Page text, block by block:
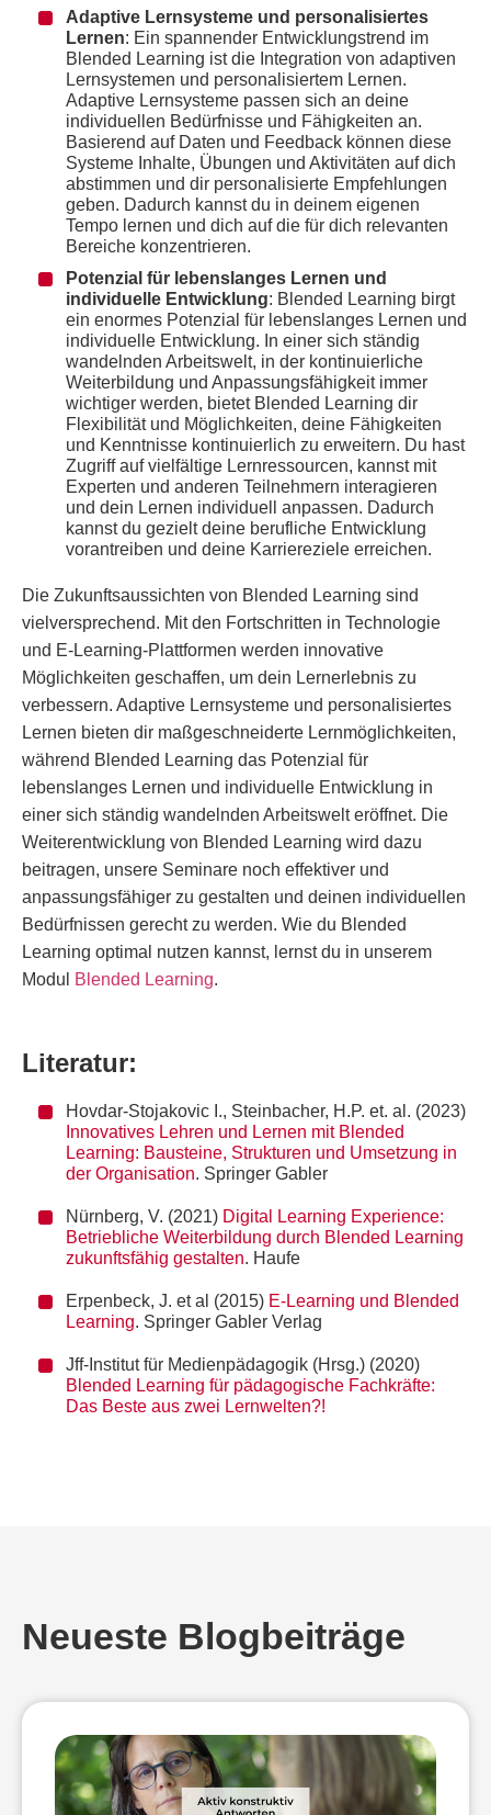
Adaptive Lernsysteme und personalisiertes
Lernen: Ein spannender Entwicklungstrend im
Blended Learning ist die Integration von adaptiven
Lernsystemen und personalisiertem Lernen.
Adaptive Lernsysteme passen sich an deine
individuellen Bedürfnisse und Fähigkeiten an.
Basierend auf Daten und Feedback können diese
Systeme Inhalte, Übungen und Aktivitäten auf dich
abstimmen und dir personalisierte Empfehlungen
geben. Dadurch kannst du in deinem eigenen
Tempo lernen und dich auf die für dich relevanten
Bereiche konzentrieren.
Potenzial für lebenslanges Lernen und
individuelle Entwicklung: Blended Learning birgt
ein enormes Potenzial für lebenslanges Lernen und
individuelle Entwicklung. In einer sich ständig
wandelnden Arbeitswelt, in der kontinuierliche
Weiterbildung und Anpassungsfähigkeit immer
wichtiger werden, bietet Blended Learning dir
Flexibilität und Möglichkeiten, deine Fähigkeiten
und Kenntnisse kontinuierlich zu erweitern. Du hast
Zugriff auf vielfältige Lernressourcen, kannst mit
Experten und anderen Teilnehmern interagieren
und dein Lernen individuell anpassen. Dadurch
kannst du gezielt deine berufliche Entwicklung
vorantreiben und deine Karriereziele erreichen.
Die Zukunftsaussichten von Blended Learning sind
vielversprechend. Mit den Fortschritten in Technologie
und E-Learning-Plattformen werden innovative
Möglichkeiten geschaffen, um dein Lernerlebnis zu
verbessern. Adaptive Lernsysteme und personalisiertes
Lernen bieten dir maßgeschneiderte Lernmöglichkeiten,
während Blended Learning das Potenzial für
lebenslanges Lernen und individuelle Entwicklung in
einer sich ständig wandelnden Arbeitswelt eröffnet. Die
Weiterentwicklung von Blended Learning wird dazu
beitragen, unsere Seminare noch effektiver und
anpassungsfähiger zu gestalten und deinen individuellen
Bedürfnissen gerecht zu werden. Wie du Blended
Learning optimal nutzen kannst, lernst du in unserem
Modul
Blended Learning.
Literatur:
Hovdar-Stojakovic I., Steinbacher, H.P. et. al. (2023)
Innovatives Lehren und Lernen mit Blended
Learning: Bausteine, Strukturen und Umsetzung in
der Organisation. Springer Gabler
Nürnberg, V. (2021) Digital Learning Experience:
Betriebliche Weiterbildung durch Blended Learning
zukunftsfähig gestalten. Haufe
Erpenbeck, J. et al (2015) E-Learning und Blended
Learning. Springer Gabler Verlag
Jff-Institut für Medienpädagogik (Hrsg.) (2020)
Blended Learning für pädagogische Fachkräfte:
Das Beste aus zwei Lernwelten?!
Neueste Blogbeiträge